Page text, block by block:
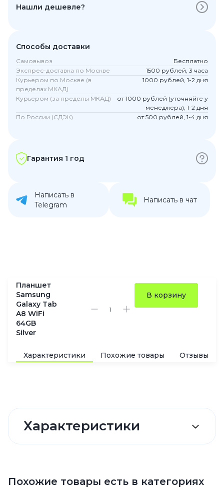
Нашли дешевле?
Способы доставки
Самовывоз
Бесплатно
Экспрес-доставка по Москве
1500 рублей, 3 часа
Курьером по Москве (в
пределах МКАД)
1000 рублей, 1-2 дня
Курьером (за пределы МКАД)
от 1000 рублей (уточняйте у
менеджера), 1-2 дня
По России (СДЭК)
от 500 рублей, 1-4 дня
Гарантия 1 год
Написать в
Telegram
Написать в чат
Планшет
Samsung
Galaxy Tab
A8 WiFi
64GB
Silver
В корзину
Характеристики Похожие товары Отзывы
Характеристики
Похожие товары есть в категориях